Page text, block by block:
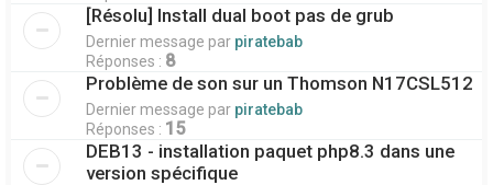
[Résolu] Install dual boot pas de grub
Dernier message par piratebab
Réponses : 8
Problème de son sur un Thomson N17CSL512
Dernier message par piratebab
Réponses : 15
DEB13 - installation paquet php8.3 dans une
version spécifique